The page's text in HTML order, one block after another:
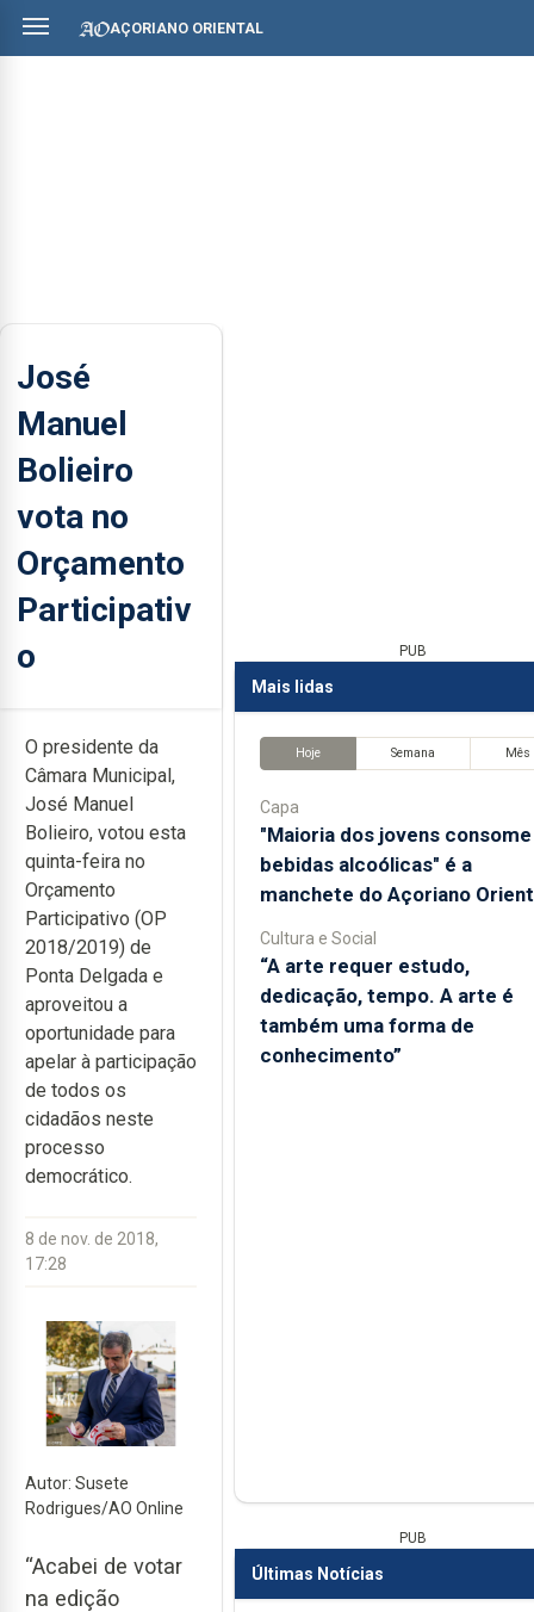
AÇORIANO ORIENTAL
José
Manuel
Bolieiro
vota no
Orçamento
Participativ
o
O presidente da
Câmara Municipal,
José Manuel
Bolieiro, votou esta
quinta-feira no
Orçamento
Participativo (OP
2018/2019) de
Ponta Delgada e
aproveitou a
oportunidade para
apelar à participação
de todos os
cidadãos neste
processo
democrático.
8 de nov. de 2018,
17:28
Autor: Susete
Rodrigues/AO Online
“Acabei de votar
na edição
PUB
Mais lidas
Hoje Semana Mês
Capa
"Maioria dos jovens consome
bebidas alcoólicas" é a
manchete do Açoriano
Cultura e Social
“A arte requer estudo,
dedicação, tempo. A arte é
também uma forma de
conhecimento”
PUB
Últimas Notícias